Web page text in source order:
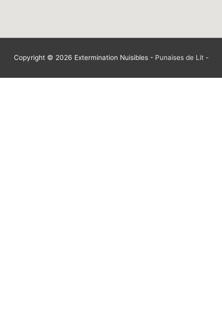
Copyright © 2026 Extermination Nuisibles- Punaises de Lit-